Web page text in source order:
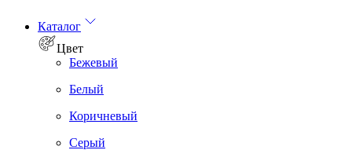
Каталог
Цвет
Бежевый
Белый
Коричневый
Серый